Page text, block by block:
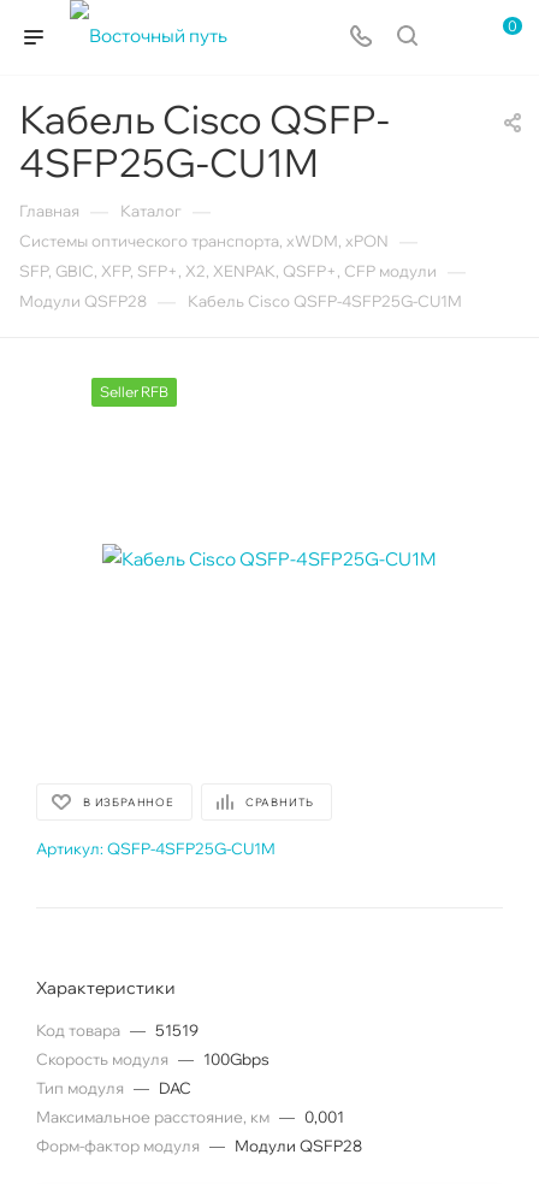
0
Кабель Cisco QSFP-
4SFP25G-CU1M
Главная Каталог
Системы оптического транспорта, xWDM, xPON
SFP, GBIC, XFP, SFP+, X2, XENPAK, QSFP+, CFP модули
Модули QSFP28 Кабель Cisco QSFP-4SFP25G-CU1M
Seller RFB
В ИЗБРАННОЕ СРАВНИТЬ
Артикул: QSFP-4SFP25G-CU1M
Характеристики
Код товара — 51519
Скорость модуля — 100Gbps
Тип модуля — DAC
Максимальное расстояние, км — 0,001
Форм-фактор модуля — Модули QSFP28